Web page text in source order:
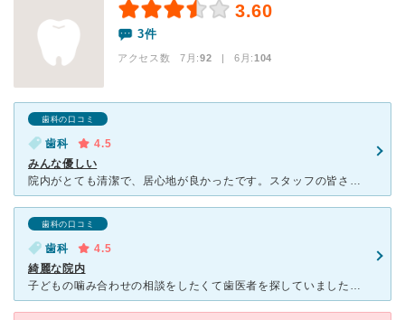
3.60
3件
アクセス数 7月:92 | 6月:104
歯科の口コミ
歯科
4.5
みんな優しい
院内がとても清潔で、居心地が良かったです。スタッフの皆さんも笑顔で親切に対応してくださり毎回、緊張せずに治療を受けられます。先生は説明が丁寧で、こちらの質問にもわかりやすく答えてくださるので安心感があ
歯科の口コミ
歯科
4.5
綺麗な院内
子どもの噛み合わせの相談をしたくて歯医者を探していました。自分が通っているところは古くていかにも歯科、という怖さがあるのか子どもが怖がって泣いてしまったので新しいこちらの歯医者へ行ってみました。 駅